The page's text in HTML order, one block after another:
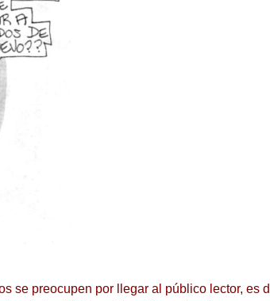
se preocupen por llegar al público lector, es